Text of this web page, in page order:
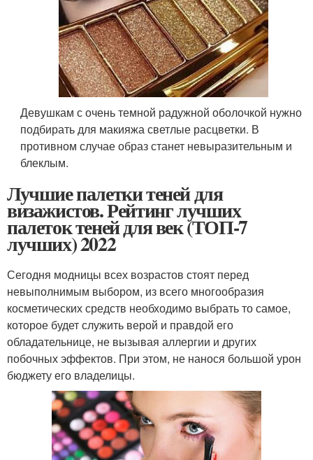
Девушкам с очень темной радужной оболочкой нужно
подбирать для макияжа светлые расцветки. В
противном случае образ станет невыразительным и
блеклым.
Лучшие палетки теней для
визажистов. Рейтинг лучших
палеток теней для век (ТОП-7
лучших) 2022
Сегодня модницы всех возрастов стоят перед
невыполнимым выбором, из всего многообразия
косметических средств необходимо выбрать то самое,
которое будет служить верой и правдой его
обладательнице, не вызывая аллергии и других
побочных эффектов. При этом, не нанося большой урон
бюджету его владелицы.